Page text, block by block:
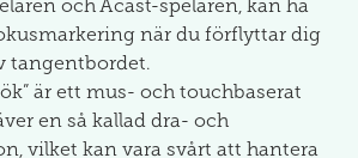
och Acast-spelaren, kan ha
när du förflyttar dig
tangentbordet.
är ett mus- och touchbaserat
en så kallad dra- och
vilket kan vara svårt att hantera